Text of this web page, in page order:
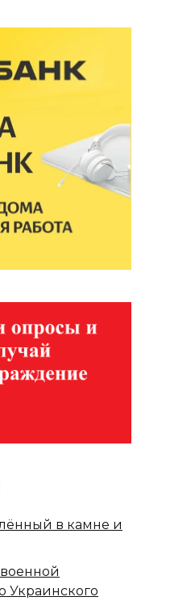
в камне и
Украинского